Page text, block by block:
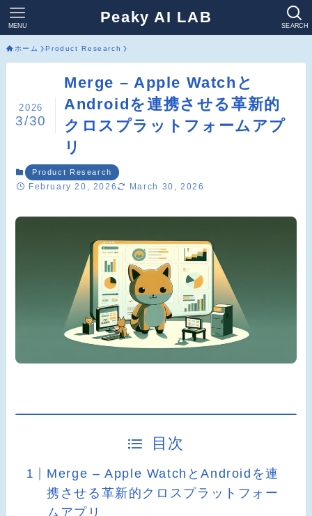
Peaky AI LAB SEARCH
MENU
ホーム Product Research
Merge – Apple Watchと
Androidを連携させる革新的
クロスプラットフォームアプ
リ
2026
3/30
Product Research
February 20, 2026 March 30, 2026
目次
Merge – Apple WatchとAndroidを連
携させる革新的クロスプラットフォー
ムアプリ